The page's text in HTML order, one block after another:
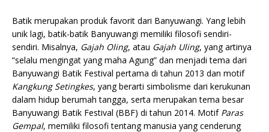
Batik merupakan produk favorit dari Banyuwangi. Yang lebih
unik lagi, batik-batik Banyuwangi memiliki filosofi sendiri-
sendiri. Misalnya, Gajah Oling, atau Gajah Uling, yang artinya
“selalu mengingat yang maha Agung” dan menjadi tema dari
Banyuwangi Batik Festival pertama di tahun 2013 dan motif
Kangkung Setingkes, yang berarti simbolisme dari kerukunan
dalam hidup berumah tangga, serta merupakan tema besar
Banyuwangi Batik Festival (BBF) di tahun 2014. Motif Paras
Gempal, memiliki filosofi tentang manusia yang cenderung